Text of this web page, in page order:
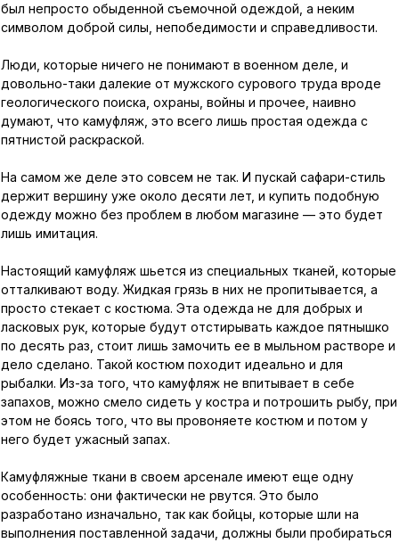
был непросто обыденной съемочной одеждой, а неким
символом доброй силы, непобедимости и справедливости.
Люди, которые ничего не понимают в военном деле, и
довольно-таки далекие от мужского сурового труда вроде
геологического поиска, охраны, войны и прочее, наивно
думают, что камуфляж, это всего лишь простая одежда с
пятнистой раскраской.
На самом же деле это совсем не так. И пускай сафари-стиль
держит вершину уже около десяти лет, и купить подобную
одежду можно без проблем в любом магазине — это будет
лишь имитация.
Настоящий камуфляж шьется из специальных тканей, которые
отталкивают воду. Жидкая грязь в них не пропитывается, а
просто стекает с костюма. Эта одежда не для добрых и
ласковых рук, которые будут отстирывать каждое пятнышко
по десять раз, стоит лишь замочить ее в мыльном растворе и
дело сделано. Такой костюм походит идеально и для
рыбалки. Из-за того, что камуфляж не впитывает в себе
запахов, можно смело сидеть у костра и потрошить рыбу, при
этом не боясь того, что вы провоняете костюм и потом у
него будет ужасный запах.
Камуфляжные ткани в своем арсенале имеют еще одну
особенность: они фактически не рвутся. Это было
разработано изначально, так как бойцы, которые шли на
выполнения поставленной задачи, должны были пробираться